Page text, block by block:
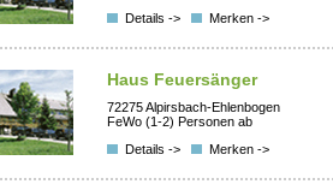
Details ->
Merken ->
Haus Feuersänger
72275 Alpirsbach-Ehlenbogen
FeWo (1-2) Personen ab
Details ->
Merken ->